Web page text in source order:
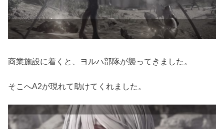
商業施設に着くと、ヨルハ部隊が襲ってきました。
そこへA2が現れて助けてくれました。